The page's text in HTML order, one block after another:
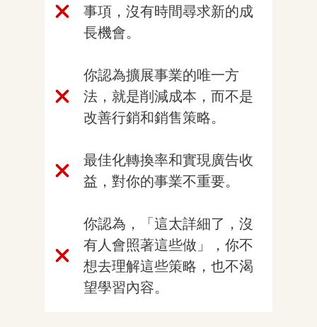
事項，沒有時間尋求新的成
長機會。
你認為擴展事業的唯一方
法，就是削減成本，而不是
改善行銷和銷售策略。
最佳化轉換率和實現廣告收
益，對你的事業不重要。
你認為，「這太詳細了，沒
有人會照著這些做」，你不
想去理解這些策略，也不渴
望學習內容。